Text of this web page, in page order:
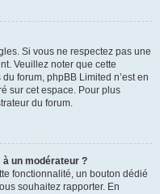
Si vous ne respectez pas une
Veuillez noter que cette
forum, phpBB Limited n’est en
sur cet espace. Pour plus
du forum.
un modérateur ?
fonctionnalité, un bouton dédié
souhaitez rapporter. En